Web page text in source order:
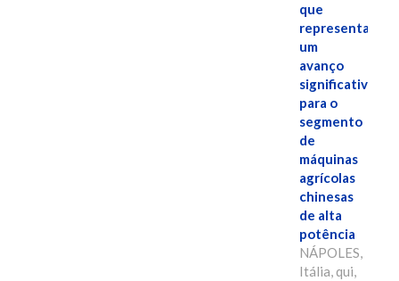
que
representa
um
avanço
significativo
para o
segmento
de
máquinas
agrícolas
chinesas
de alta
potência
NÁPOLES,
Itália, qui,